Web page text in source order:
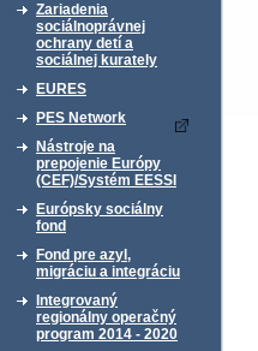
Zariadenia
sociálnoprávnej
ochrany detí a
sociálnej kurately
EURES
PES Network
Nástroje na
prepojenie Európy
(CEF)/Systém EESSI
Európsky sociálny
fond
Fond pre azyl,
migráciu a integráciu
Integrovaný
regionálny operačný
program 2014 - 2020